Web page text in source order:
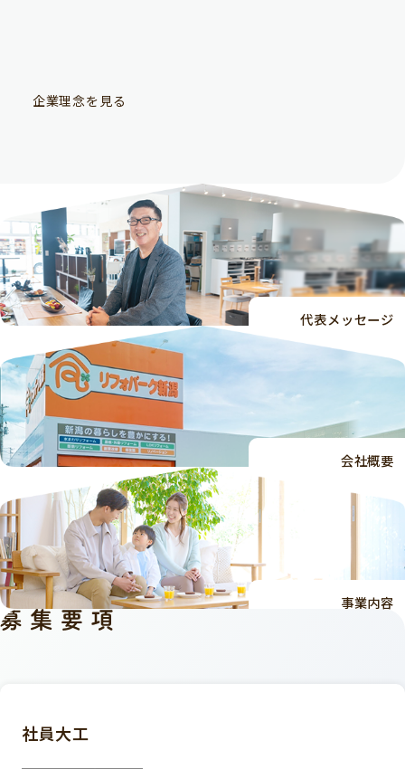
企業理念を見る
代表メッセージ
会社概要
事業内容
社員大工